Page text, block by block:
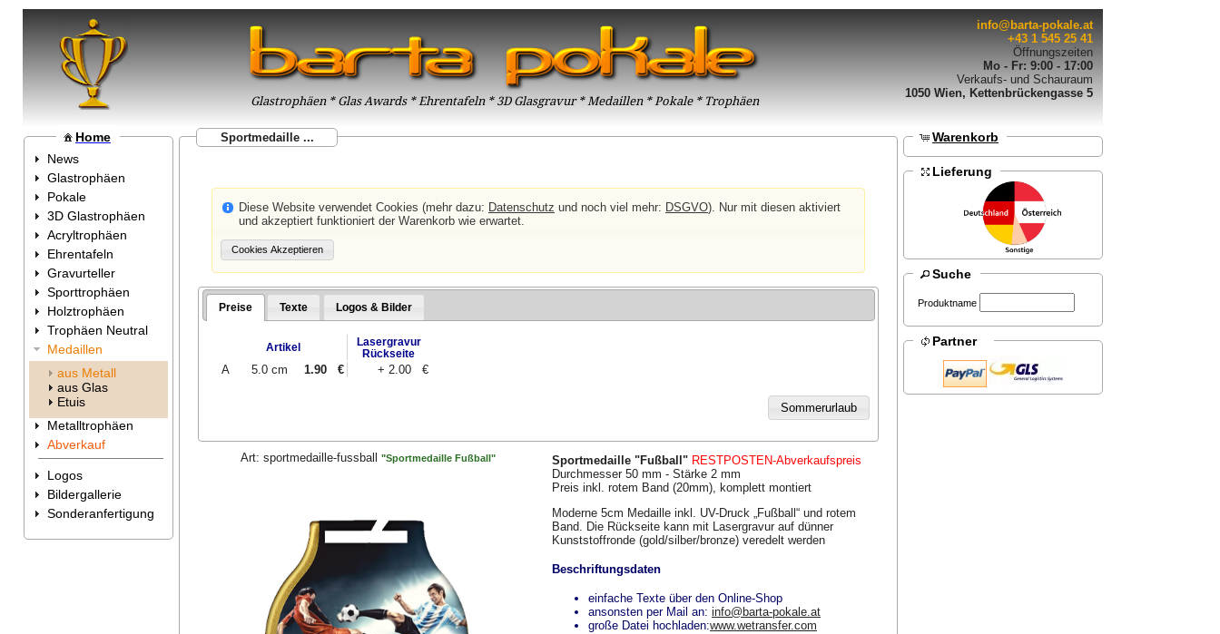
Glastrophäen * Glas Awards * Ehrentafeln * 3D Glasgravur * Medaillen * Pokale * Trophäen
info@barta-pokale.at
+43 1 545 25 41
Öffnungszeiten
Mo - Fr: 9:00 - 17:00
Verkaufs- und Schauraum
1050 Wien, Kettenbrückengasse 5
Home
News
Glastrophäen
Pokale
3D Glastrophäen
Acryltrophäen
Ehrentafeln
Gravurteller
Sporttrophäen
Holztrophäen
Trophäen Neutral
Medaillen
aus Metall
aus Glas
Etuis
Metalltrophäen
Abverkauf
Logos
Bildergallerie
Sonderanfertigung
Sportmedaille ...
Diese Website verwendet Cookies (mehr dazu: Datenschutz und noch viel mehr: DSGVO). Nur mit diesen aktiviert
und akzeptiert funktioniert der Warenkorb wie erwartet.
Preise Texte Logos & Bilder
Artikel
Lasergravur
Rückseite
A 5.0 cm 1.90 € + 2.00 €
Art: sportmedaille-fussball "Sportmedaille Fußball" Sportmedaille "Fußball" RESTPOSTEN-Abverkaufspreis
Durchmesser 50 mm - Stärke 2 mm
Preis inkl. rotem Band (20mm), komplett montiert
Moderne 5cm Medaille inkl. UV-Druck „Fußball“ und rotem
Band. Die Rückseite kann mit Lasergravur auf dünner
Kunststoffronde (gold/silber/bronze) veredelt werden
Beschriftungsdaten
einfache Texte über den Online-Shop
ansonsten per Mail an: info@barta-pokale.at
große Datei hochladen:www.wetransfer.com
Warenkorb
Lieferung
Suche
Produktname
Partner